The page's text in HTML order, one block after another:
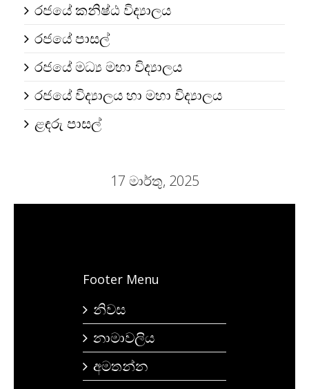
රජයේ කනිෂ්ඨ විද්‍යාලය
රජයේ පාසල්
රජයේ මධ්‍ය මහා විද්‍යාලය
රජයේ විද්‍යාලය හා මහා විද්‍යාලය
ළඳරු පාසල්
17 මාර්තු, 2025
Footer Menu
නිවස
නාමාවලිය
අමතන්න